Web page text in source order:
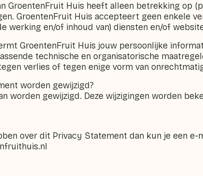
GroentenFruit Huis heeft alleen betrekking op
GroentenFruit Huis accepteert geen enkele
werking en/of inhoud van) diensten en/of
GroentenFruit Huis jouw persoonlijke
technische en organisatorische
verlies of tegen enige vorm van
worden gewijzigd?
worden gewijzigd. Deze wijzigingen worden
over dit Privacy Statement dan kun je een e-